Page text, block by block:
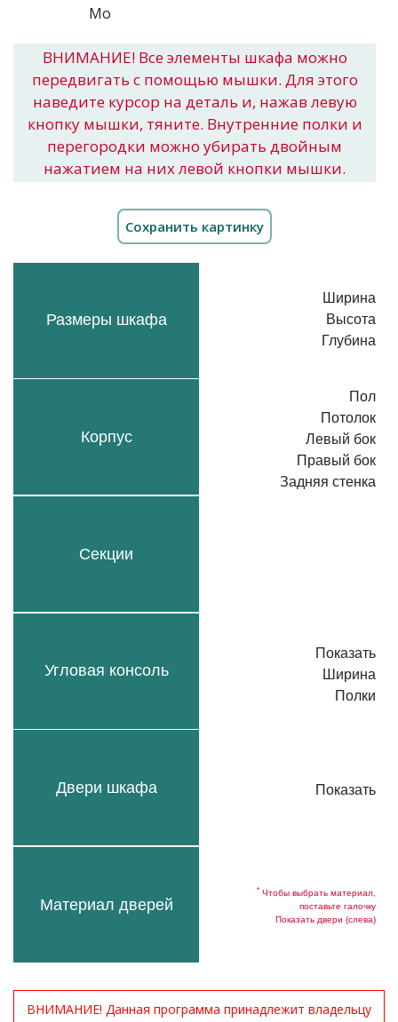
ВНИМАНИЕ! Все элементы шкафа можно
передвигать с помощью мышки. Для этого
наведите курсор на деталь и, нажав левую
кнопку мышки, тяните. Внутренние полки и
перегородки можно убирать двойным
нажатием на них левой кнопки мышки.
Размеры шкафа
Корпус
Секции
Угловая консоль
Двери шкафа
Материал дверей
Ширина
Высота
Глубина
Пол
Потолок
Левый бок
Правый бок
Задняя стенка
Показать
Ширина
Полки
Показать
* Чтобы выбрать материал,
поставьте галочку
Показать двери (слева)
ВНИМАНИЕ! Данная программа принадлежит владельцу